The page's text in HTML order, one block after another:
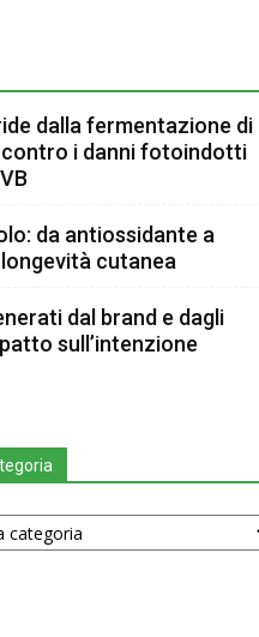
dalla fermentazione di
i danni fotoindotti
da antiossidante a
cutanea
dal brand e dagli
sull’intenzione